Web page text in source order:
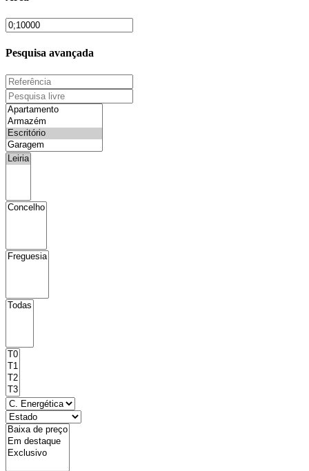
Pesquisa avançada